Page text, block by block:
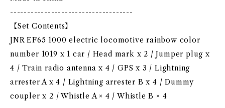
------------------------------------
【Set Contents】
JNR EF65 1000 electric locomotive rainbow color
number 1019 x 1 car / Head mark x 2 / Jumper plug x
4 / Train radio antenna x 4 / GPS x 3 / Lightning
arrester A x 4 / Lightning arrester B x 4 / Dummy
coupler x 2 / Whistle A × 4 / Whistle B × 4